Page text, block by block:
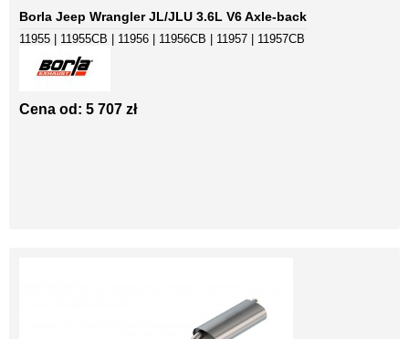
Borla Jeep Wrangler JL/JLU 3.6L V6 Axle-back
11955 | 11955CB | 11956 | 11956CB | 11957 | 11957CB
Cena od: 5 707 zł